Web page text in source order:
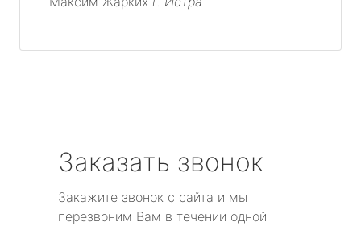
Заказать звонок
Закажите звонок с сайта и мы
перезвоним Вам в течении одной